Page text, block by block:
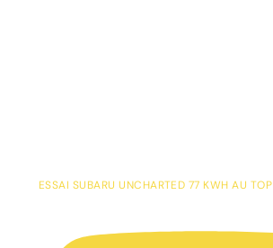
ESSAI SUBARU UNCHARTED 77 KWH AU TOP